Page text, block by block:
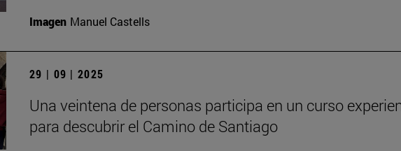
Imagen Manuel Castells
29 | 09 | 2025
Una veintena de personas participa en un curso
para descubrir el Camino de Santiago